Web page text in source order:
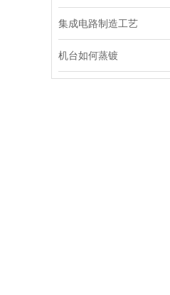
集成电路制造工艺
机台如何蒸镀